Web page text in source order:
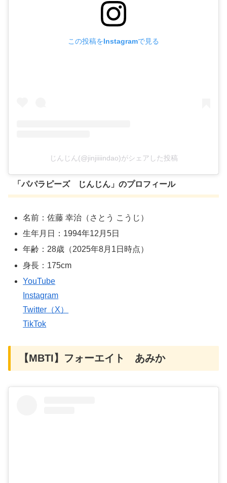
この投稿をInstagramで見る
じんじん(@jinjiiiindao)がシェアした投稿
「パパラピーズじんじん」のプロフィール
名前：佐藤 幸治（さとう こうじ）
生年月日：1994年12月5日
年齢：28歳（2025年8月1日時点）
身長：175cm
YouTube
Instagram
Twitter（X）
TikTok
【MBTI】フォーエイト あみか